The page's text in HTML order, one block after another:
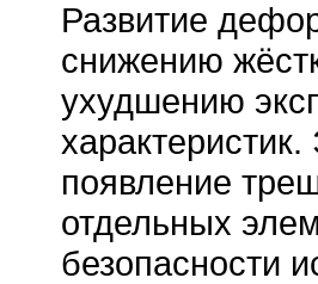
Развитие
снижению
ухудшению
появление
отдельных
безопасности